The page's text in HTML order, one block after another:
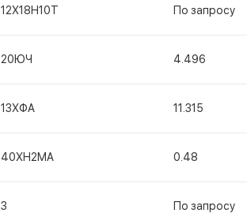
12Х18Н10Т По запросу
20ЮЧ 4.496
13ХФА 11.315
40ХН2МА 0.48
3 По запросу